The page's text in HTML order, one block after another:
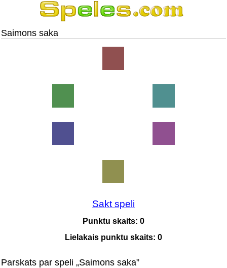
Saimons saka
Sakt speli
Punktu skaits: 0
Lielakais punktu skaits: 0
Parskats par speli „Saimons saka”